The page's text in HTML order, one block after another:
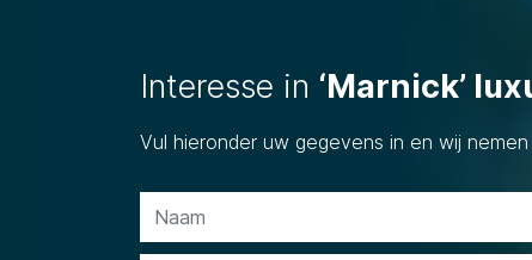
Interesse in ‘Marnick’
Vul hieronder uw gegevens in en wij